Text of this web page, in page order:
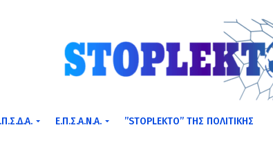
Ε.Π.Σ.Α.Ν.Α. ”STOPLEKTO” ΤΗΣ ΠΟΛΙΤΙΚΗΣ